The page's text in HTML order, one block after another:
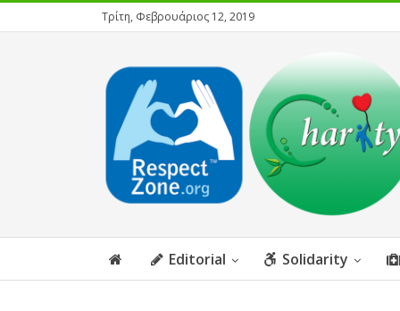
Τρίτη, Φεβρουάριος 12, 2019
Editorial Solidarity